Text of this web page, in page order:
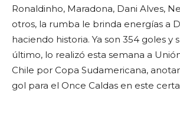
Ronaldinho, Maradona, Dani Alves,
otros, la rumba le brinda energías a
haciendo historia. Ya son 354 goles y
último, lo realizó esta semana a
Chile por Copa Sudamericana,
gol para el Once Caldas en este